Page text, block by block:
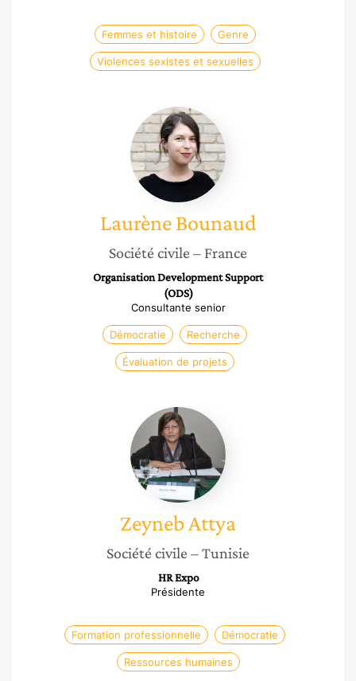
Femmes et histoire Genre
Violences sexistes et sexuelles
Laurène
Bounaud
Laurène Bounaud
Société civile – France
Organisation Development Support
(ODS)
Consultante senior
Démocratie Recherche
Évaluation de projets
Zeyneb
Attya
ZeynebAttya
Société civile – Tunisie
HR Expo
Présidente
Formation professionnelle Démocratie
Ressources humaines